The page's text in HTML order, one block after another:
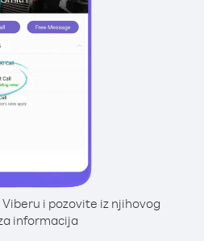
i pozovite iz njihovog
informacija